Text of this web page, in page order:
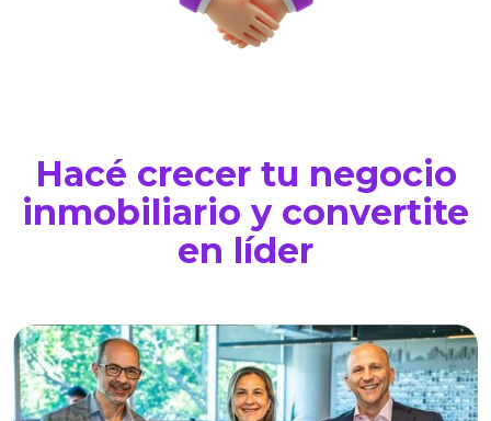
Hacé crecer tu negocio
inmobiliario y convertite
en líder